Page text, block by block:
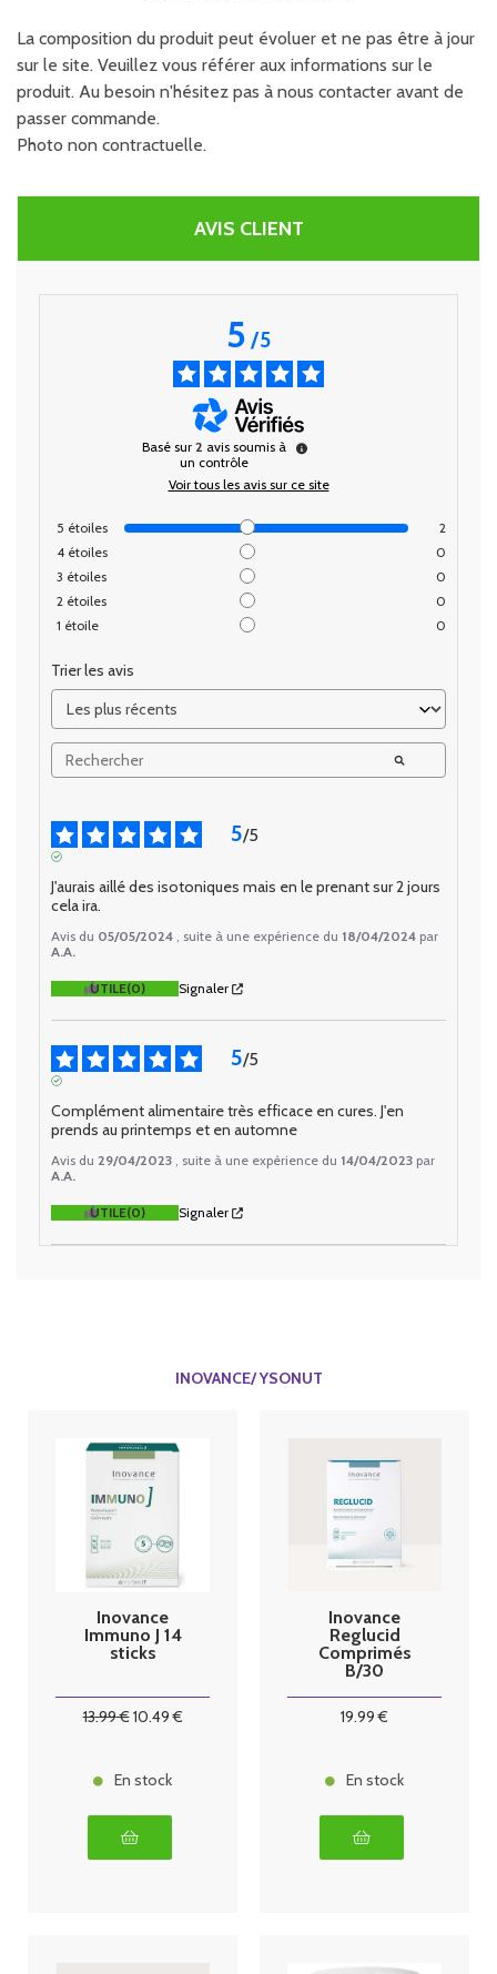
La composition du produit peut évoluer et ne pas être à jour
sur le site. Veuillez vous référer aux informations sur le
produit. Au besoin n'hésitez pas à nous contacter avant de
passer commande.
Photo non contractuelle.
AVIS CLIENT
5/5
Basé sur 2 avis soumis à
un contrôle
Voir tous les avis sur ce site
5 étoiles
2
4 étoiles
0
3 étoiles
0
2 étoiles
0
1 étoile 0
Trier les avis
5/5
J'aurais aillé des isotoniques mais en le prenant sur 2 jours
cela ira.
Avis du 05/05/2024 , suite à une expérience du 18/04/2024 par
A.A.
UTILE(0) Signaler
5/5
Complément alimentaire très efficace en cures. J'en
prends au printemps et en automne
Avis du 29/04/2023 , suite à une expérience du 14/04/2023 par
A.A.
UTILE(0) Signaler
INOVANCE/ YSONUT
Inovance
Immuno J 14
sticks
13.99€10.49€
En stock
Inovance
Reglucid
Comprimés
B/30
19.99 €
En stock